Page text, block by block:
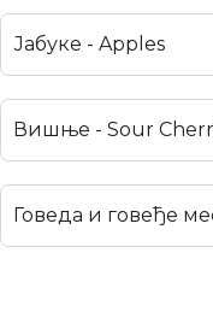
Јабуке - Apples
Вишње - Sour
Говеда и говеђе